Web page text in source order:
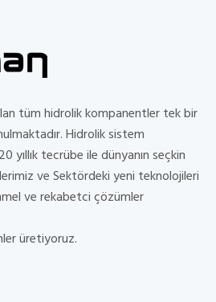
tüm hidrolik kompanentler tek bir
Hidrolik sistem
yıllık tecrübe ile dünyanın seçkin
ve Sektördeki yeni teknolojileri
ve rekabetci çözümler
üretiyoruz.